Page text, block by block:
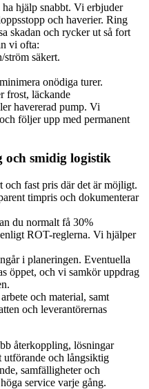
hjälp snabbt. Vi erbjuder
och haverier. Ring
skadan och rycker ut så fort
vi ofta:
ström säkert.
onödiga turer.
frost, läckande
havererad pump. Vi
följer upp med permanent
och smidig logistik
fast pris där det är möjligt.
timpris och dokumenterar
du normalt få 30%
ROT-reglerna. Vi hjälper
i planeringen. Eventuella
öppet, och vi samkör uppdrag
och material, samt
och leverantörernas
återkoppling, lösningar
utförande och långsiktig
samfälligheter och
service varje gång.